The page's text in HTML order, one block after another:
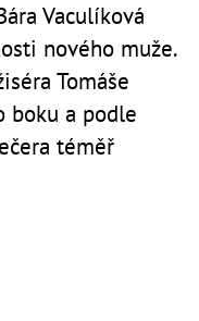
Vaculíková
nového muže.
Tomáše
boku a podle
téměř